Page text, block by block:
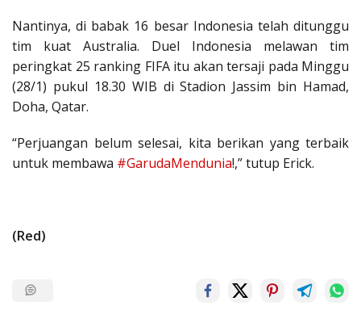
Nantinya, di babak 16 besar Indonesia telah ditunggu
tim kuat Australia. Duel Indonesia melawan tim
peringkat 25 ranking FIFA itu akan tersaji pada Minggu
(28/1) pukul 18.30 WIB di Stadion Jassim bin Hamad,
Doha, Qatar.
“Perjuangan belum selesai, kita berikan yang terbaik
untuk membawa #GarudaMendunia!,” tutup Erick.
(Red)